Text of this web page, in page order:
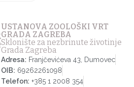
USTANOVA ZOOLOŠKI VRT
GRADA ZAGREBA
Sklonište za nezbrinute životinje
Grada Zagreba
Adresa: Franjčevićeva 43, Dumovec
OIB: 69262261098
Telefon: +385 1 2008 354